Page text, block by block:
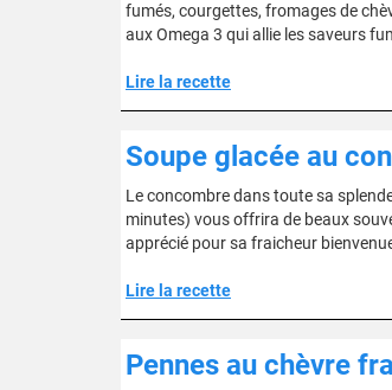
fumés, courgettes, fromages de
aux Omega 3 qui allie les saveurs
Lire la recette
Soupe glacée au
Le concombre dans toute sa
minutes) vous offrira de beaux
apprécié pour sa fraicheur
Lire la recette
Pennes au chèvre